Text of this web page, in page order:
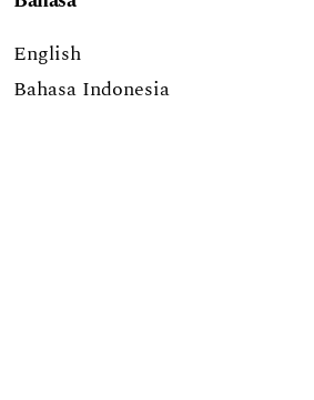
English
Bahasa Indonesia